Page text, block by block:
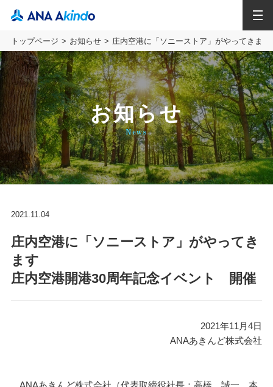
トップページ お知らせ 庄内空港に「ソニーストア」がやってきま
お知らせ
News
2021.11.04
庄内空港に「ソニーストア」がやってき
ます
庄内空港開港30周年記念イベント 開催
2021年11月4日
ANAあきんど株式会社
ANAあきんど株式会社（代表取締役社長：高橋 誠一、本